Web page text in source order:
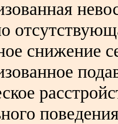
снижение